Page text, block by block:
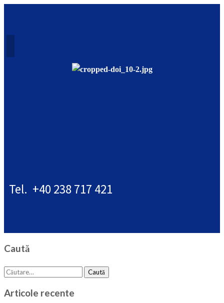
Tel. +40 238 717 421
Caută
Caută
Articole recente